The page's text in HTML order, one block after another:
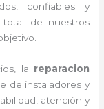
confiables y
total de nuestros
la reparacion
de instaladores y
atención y